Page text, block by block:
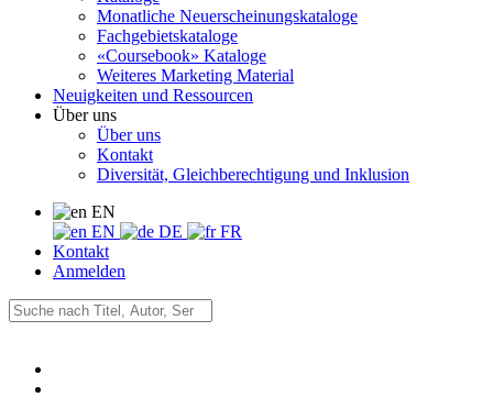
Monatliche Neuerscheinungskataloge
Fachgebietskataloge
«Coursebook» Kataloge
Weiteres Marketing Material
Neuigkeiten und Ressourcen
Über uns
Über uns
Kontakt
Diversität, Gleichberechtigung und Inklusion
EN
EN
DE
FR
Kontakt
Anmelden